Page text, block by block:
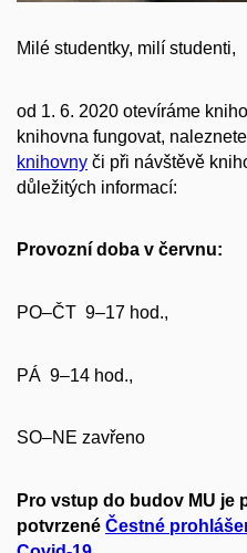
Milé studentky, milí studenti,
od 1. 6. 2020 otevíráme
knihovna fungovat,
knihovny či při návštěvě
důležitých informací:
Provozní doba v červnu:
PO–ČT 9–17 hod.,
PÁ 9–14 hod.,
SO–NE zavřeno
Pro vstup do budov MU je
potvrzené Čestné